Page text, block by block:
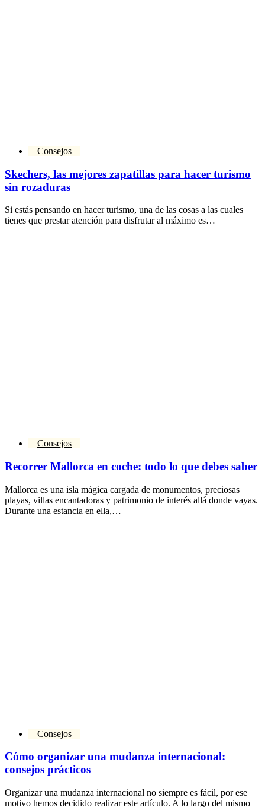
Consejos
Skechers, las mejores zapatillas para hacer turismo
sin rozaduras
Si estás pensando en hacer turismo, una de las cosas a las cuales
tienes que prestar atención para disfrutar al máximo es…
Consejos
Recorrer Mallorca en coche: todo lo que debes saber
Mallorca es una isla mágica cargada de monumentos, preciosas
playas, villas encantadoras y patrimonio de interés allá donde vayas.
Durante una estancia en ella,…
Consejos
Cómo organizar una mudanza internacional:
consejos prácticos
Organizar una mudanza internacional no siempre es fácil, por ese
motivo hemos decidido realizar este artículo. A lo largo del mismo